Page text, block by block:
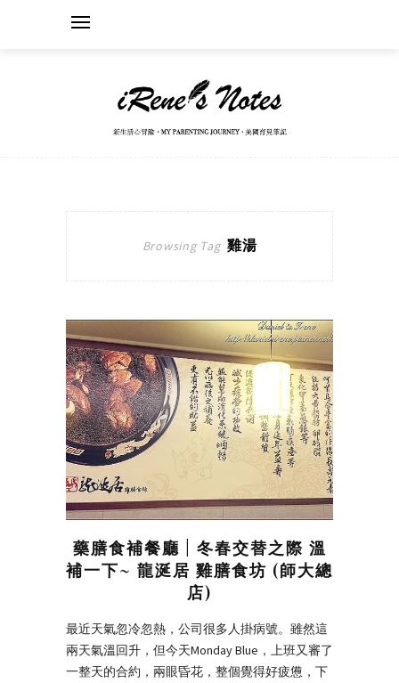
Browsing Tag 雞湯
藥膳食補餐廳 | 冬春交替之際 溫
補一下~ 龍涎居 雞膳食坊 (師大總
店)
最近天氣忽冷忽熱，公司很多人掛病號。雖然這
兩天氣溫回升，但今天Monday Blue，上班又審了
一整天的合約，兩眼昏花，整個覺得好疲憊，下